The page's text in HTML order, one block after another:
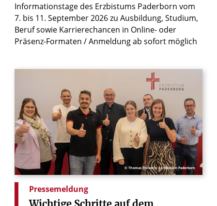
Informationstage des Erzbistums Paderborn vom
7. bis 11. September 2026 zu Ausbildung, Studium,
Beruf sowie Karrierechancen in Online- oder
Präsenz-Formaten / Anmeldung ab sofort möglich
© Thomas Throenle / Erzbistum Paderborn
Pressemeldung